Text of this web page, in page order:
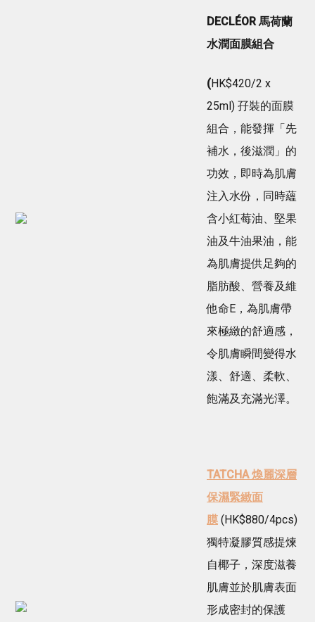
DECLÉOR 馬荷蘭
水潤面膜組合
(HK$420/2 x
25ml) 孖裝的面膜
組合，能發揮「先
補水，後滋潤」的
功效，即時為肌膚
注入水份，同時蘊
含小紅莓油、堅果
油及牛油果油，能
為肌膚提供足夠的
脂肪酸、營養及維
他命E，為肌膚帶
來極緻的舒適感，
令肌膚瞬間變得水
漾、舒適、柔軟、
飽滿及充滿光澤。
TATCHA 煥麗深層
保濕緊緻面
膜 (HK$880/4pcs)
獨特凝膠質感提煉
自椰子，深度滋養
肌膚並於肌膚表面
形成密封的保護